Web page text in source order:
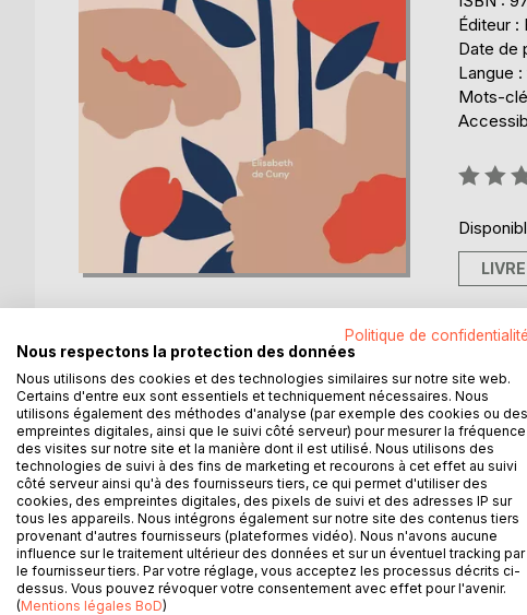
Éditeur :
Date de
Langue
Mots-
LIVRE
DESCRIPTION
Elisabeth nous raconte sa vie depuis sa très jeune
multilingue, elle est fascinée par les personnes qui
permet d'élargir son horizon. Sous la tutelle d'une
confiance en elle. Son père et son frère sont les
bat contre vents et marrées. Son frère se détache
souhaite.
Elisabeth n'abandonne pas et reprends contact avec
Une vie semée d'embûches mais également de joie!
AUTEUR(S) CRITIQUES
Politique de confidentialité
Nous respectons la protection des données
Nous utilisons des cookies et des technologies similaires sur notre site web.
Certains d'entre eux sont essentiels et techniquement nécessaires. Nous
utilisons également des méthodes d'analyse (par exemple des cookies ou des
empreintes digitales, ainsi que le suivi côté serveur) pour mesurer la fréquence
des visites sur notre site et la manière dont il est utilisé. Nous utilisons des
technologies de suivi à des fins de marketing et recourons à cet effet au suivi
côté serveur ainsi qu'à des fournisseurs tiers, ce qui permet d'utiliser des
cookies, des empreintes digitales, des pixels de suivi et des adresses IP sur
tous les appareils. Nous intégrons également sur notre site des contenus tiers
provenant d'autres fournisseurs (plateformes vidéo). Nous n'avons aucune
influence sur le traitement ultérieur des données et sur un éventuel tracking par
le fournisseur tiers. Par votre réglage, vous acceptez les processus décrits ci-
dessus. Vous pouvez révoquer votre consentement avec effet pour l'avenir.
(Mentions légales BoD)